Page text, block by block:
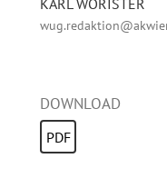
KARL WÖRISTER
DOWNLOAD
PDF